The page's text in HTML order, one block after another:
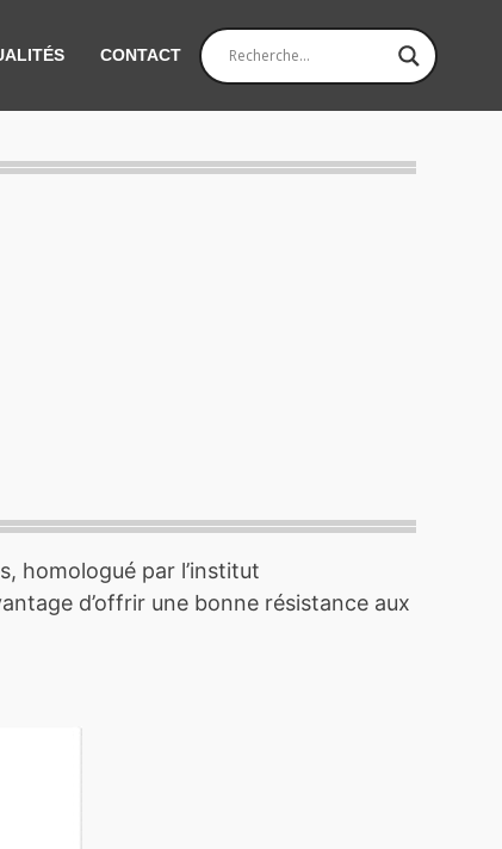
CONTACT
homologué par l’institut
d’offrir une bonne résistance aux